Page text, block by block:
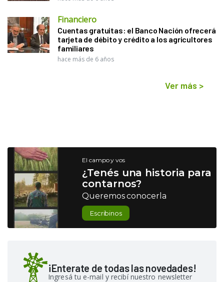
Financiero
Cuentas gratuitas: el Banco Nación ofrecerá
tarjeta de débito y crédito a los agricultores
familiares
hace más de 6 años
Ver más >
El campo y vos
¿Tenés una historia para
contarnos?
Queremos conocerla
Escribinos
¡Enterate de todas las novedades!
Ingresá tu e-mail y recibí nuestro newsletter